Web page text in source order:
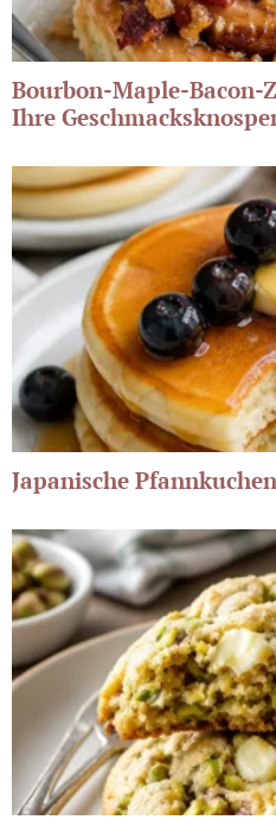
Bourbon-Maple-Bacon-
Ihre
Japanische Pfannkuchen